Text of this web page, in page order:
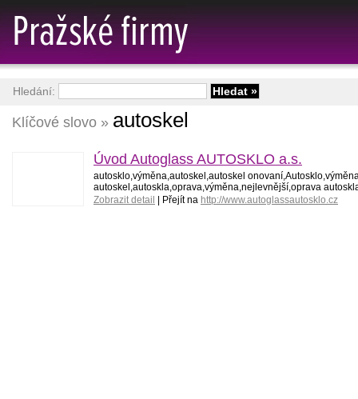
Klíčové slovo » autoskel
Úvod Autoglass AUTOSKLO a.s.
autosklo,výměna,autoskel,autoskel
autoskel,autoskla,oprava,výměna,nejlevnější,oprava
Zobrazit detail
| Přejít na http://www.autoglassautosklo.cz
Hledání: